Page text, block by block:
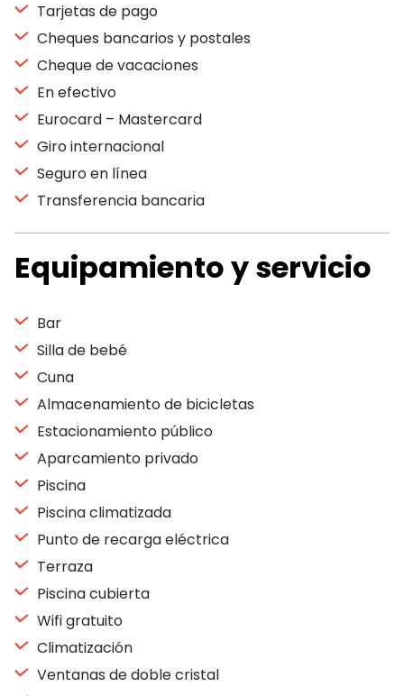
Tarjetas de pago
Cheques bancarios y postales
Cheque de vacaciones
En efectivo
Eurocard – Mastercard
Giro internacional
Seguro en línea
Transferencia bancaria
Equipamiento y servicio
Bar
Silla de bebé
Cuna
Almacenamiento de bicicletas
Estacionamiento público
Aparcamiento privado
Piscina
Piscina climatizada
Punto de recarga eléctrica
Terraza
Piscina cubierta
Wifi gratuito
Climatización
Ventanas de doble cristal